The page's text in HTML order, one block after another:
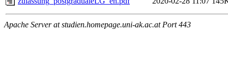
Apache Server at studien.homepage.uni-ak.ac.at Port 443